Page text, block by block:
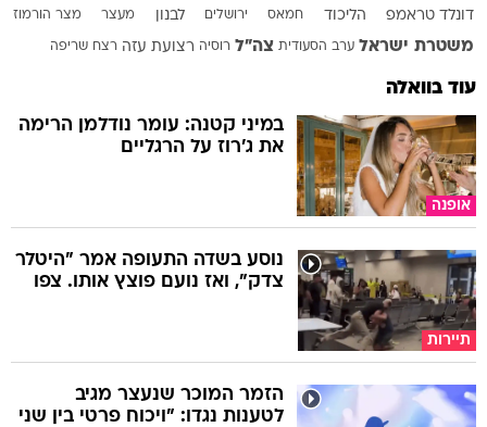
דונלד טראמפ הליכוד חמאס ירושלים לבנון מעצר מצר הורמוז
משטרת ישראל ערב הסעודית צה"ל רוסיה רצועת עזה רצח שריפה
עוד בוואלה
אופנה
במיני קטנה: עומר נודלמן הרימה
את ג'רוז על הרגליים
תיירות
נוסע בשדה התעופה אמר "היטלר
צדק", ואז נועם פוצץ אותו. צפו
הזמר המוכר שנעצר מגיב
לטענות נגדו: "ויכוח פרטי בין שני